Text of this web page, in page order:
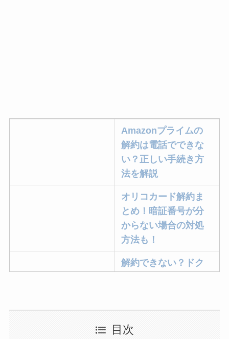
Amazonプライムの
解約は電話でできな
い？正しい手続き方
法を解説
オリコカード解約ま
とめ！暗証番号が分
からない場合の対処
方法も！
解約できない？ドク
解約方法まとめ！契
目次